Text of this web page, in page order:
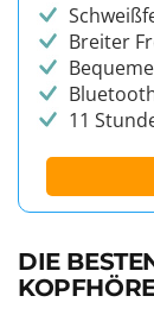
Breiter
11
DIE